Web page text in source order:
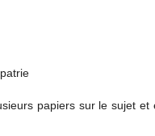
papiers sur le sujet et